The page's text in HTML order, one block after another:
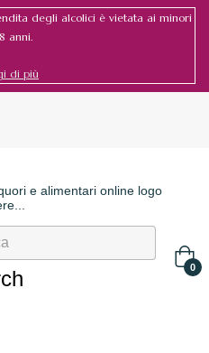
degli alcolici è vietata ai minori
anni.
di più
0